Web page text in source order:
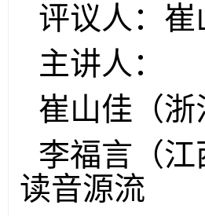
评议人：
主讲人：
崔山佳（浙
李福言（江
读音源流